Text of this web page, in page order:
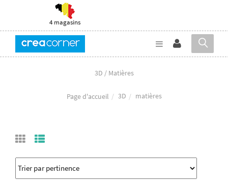
4 magasins
3D / Matières
Page d'accueil 3D matières